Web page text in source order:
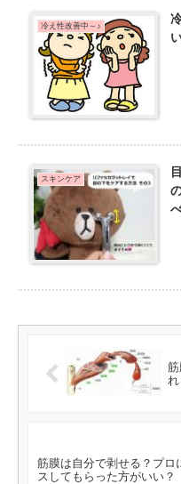
冷え性改善中～♪
スキンケア
れ
筋膜は自分で剥せる？プロ
スしてもらった方がいい？